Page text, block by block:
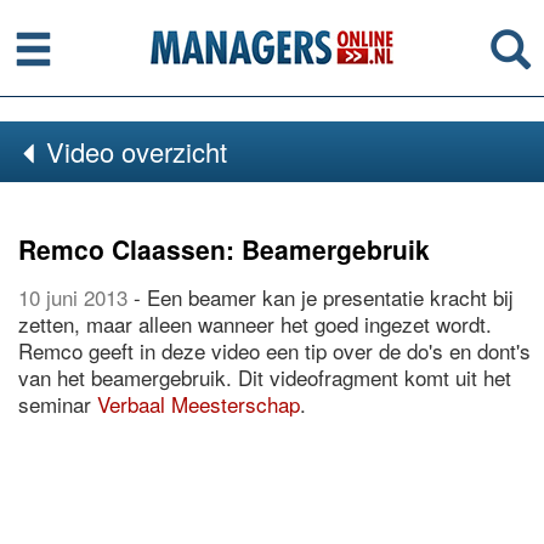
Menu
Video overzicht
Remco Claassen: Beamergebruik
10 juni 2013 - Een beamer kan je presentatie kracht bij
zetten, maar alleen wanneer het goed ingezet wordt.
Remco geeft in deze video een tip over de do's en dont's
van het beamergebruik. Dit videofragment komt uit het
seminar Verbaal Meesterschap.